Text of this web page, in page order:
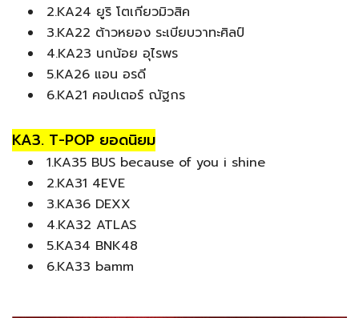
2.KA24 ยูริ โตเกียวมิวสิค
3.KA22 ต้าวหยอง ระเบียบวาทะศิลป์
4.KA23 นกน้อย อุไรพร
5.KA26 แอน อรดี
6.KA21 คอปเตอร์ ณัฐกร
KA3. T-POP ยอดนิยม
1.KA35 BUS because of you i shine
2.KA31 4EVE
3.KA36 DEXX
4.KA32 ATLAS
5.KA34 BNK48
6.KA33 bamm